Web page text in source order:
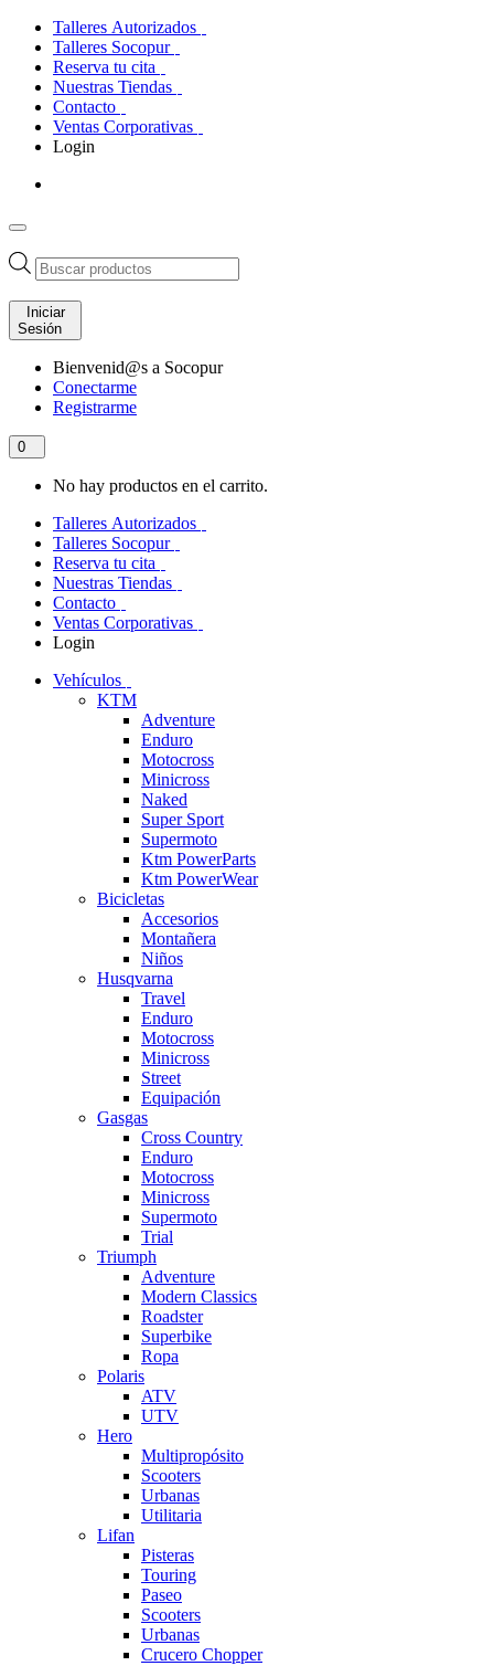
Talleres Autorizados
Talleres Socopur
Reserva tu cita
Nuestras Tiendas
Contacto
Ventas Corporativas
Login
Búsqueda
de
productos
Iniciar
Sesión
Bienvenid@s a Socopur
Conectarme
Registrarme
0
No hay productos en el carrito.
Talleres Autorizados
Talleres Socopur
Reserva tu cita
Nuestras Tiendas
Contacto
Ventas Corporativas
Login
Vehículos
KTM
Adventure
Enduro
Motocross
Minicross
Naked
Super Sport
Supermoto
Ktm PowerParts
Ktm PowerWear
Bicicletas
Accesorios
Montañera
Niños
Husqvarna
Travel
Enduro
Motocross
Minicross
Street
Equipación
Gasgas
Cross Country
Enduro
Motocross
Minicross
Supermoto
Trial
Triumph
Adventure
Modern Classics
Roadster
Superbike
Ropa
Polaris
ATV
UTV
Hero
Multipropósito
Scooters
Urbanas
Utilitaria
Lifan
Pisteras
Touring
Paseo
Scooters
Urbanas
Crucero Chopper